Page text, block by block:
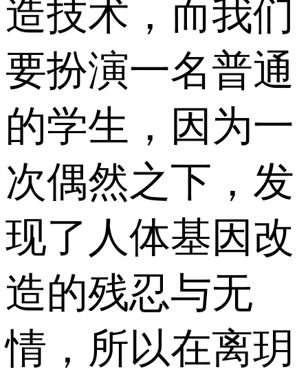
造技术，而我们
要扮演一名普通
的学生，因为一
次偶然之下，发
现了人体基因改
造的残忍与无
情，所以在离玥